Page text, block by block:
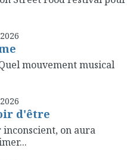
mouvement musical
d'être
inconscient, on aura